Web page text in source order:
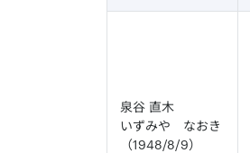
泉谷 直木
いずみや なおき
（1948/8/9）